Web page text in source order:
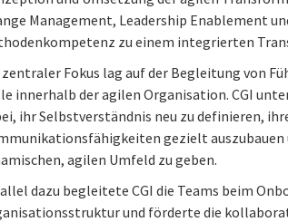
Management, Leadership Enablement
zu einem integrierten
zentraler Fokus lag auf der Begleitung von
innerhalb der agilen Organisation. CGI
ihr Selbstverständnis neu zu definieren,
gezielt auszubauen
agilen Umfeld zu geben.
dazu begleitete CGI die Teams beim
und förderte die